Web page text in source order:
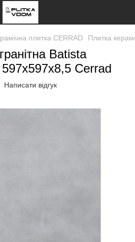
плитка CERRAD Плитка
Batista
Cerrad
Написати відгук